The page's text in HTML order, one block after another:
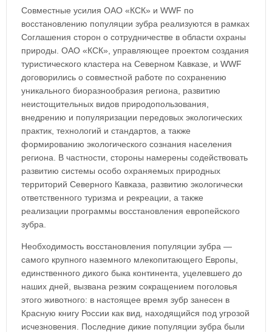
Совместные усилия ОАО «КСК» и WWF по
восстановлению популяции зубра реализуются в рамках
Соглашения сторон о сотрудничестве в области охраны
природы. ОАО «КСК», управляющее проектом создания
туристического кластера на Северном Кавказе, и WWF
договорились о совместной работе по сохранению
уникального биоразнообразия региона, развитию
неистощительных видов природопользования,
внедрению и популяризации передовых экологических
практик, технологий и стандартов, а также
формированию экологического сознания населения
региона. В частности, стороны намерены содействовать
развитию системы особо охраняемых природных
территорий Северного Кавказа, развитию экологически
ответственного туризма и рекреации, а также
реализации программы восстановления европейского
зубра.
Необходимость восстановления популяции зубра —
самого крупного наземного млекопитающего Европы,
единственного дикого быка континента, уцелевшего до
наших дней, вызвана резким сокращением поголовья
этого животного: в настоящее время зубр занесен в
Красную книгу России как вид, находящийся под угрозой
исчезновения. Последние дикие популяции зубра были